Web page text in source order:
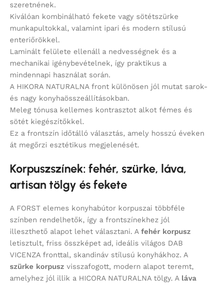
szeretnének.
Kiválóan kombinálható fekete vagy sötétszürke
munkapultokkal, valamint ipari és modern stílusú
enteriőrökkel.
Laminált felülete ellenáll a nedvességnek és a
mechanikai igénybevételnek, így praktikus a
mindennapi használat során.
A HIKORA NATURALNA front különösen jól mutat sarok-
és nagy konyhaösszeállításokban.
Meleg tónusa kellemes kontrasztot alkot fémes és
sötét kiegészítőkkel.
Ez a frontszín időtálló választás, amely hosszú éveken
át megőrzi esztétikus megjelenését.
Korpuszszínek: fehér, szürke, láva,
artisan tölgy és fekete
A FORST elemes konyhabútor korpuszai többféle
színben rendelhetők, így a frontszínekhez jól
illeszthető alapot lehet választani. A fehér korpusz
letisztult, friss összképet ad, ideális világos DAB
VICENZA fronttal, skandináv stílusú konyhákhoz. A
szürke korpusz visszafogott, modern alapot teremt,
amelyhez jól illik a HICORA NATURALNA tölgy. A láva